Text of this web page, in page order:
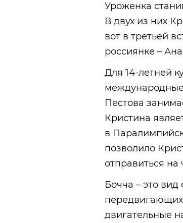
Уроженка
В двух из них
вот в третьей
россиянке –
Для 14-летней
Пестова
Кристина
в
позволило
отправиться
Бочча – это
двигательные